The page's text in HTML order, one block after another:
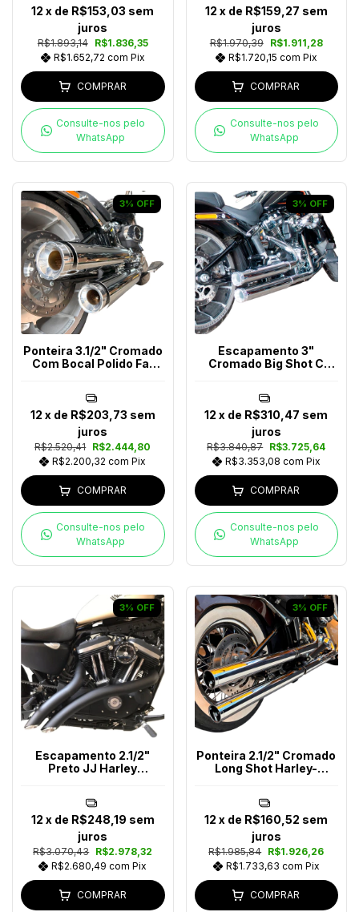
R$1.893,14
R$1.836,35
R$1.652,72 com Pix
12 x de R$153,03 sem
juros
COMPRAR
Consulte-nos pelo
WhatsApp
R$1.970,39
R$1.911,28
R$1.720,15 com Pix
12 x de R$159,27 sem
juros
COMPRAR
Consulte-nos pelo
WhatsApp
3% OFF
Ponteira 3.1/2" Cromado
Com Bocal Polido Fat
R$2.520,41 R$2.444,80
R$2.200,32com Pix
12 x de R$203,73 sem
juros
COMPRAR
Consulte-nos pelo
WhatsApp
3% OFF
Escapamento 3"
Cromado Big Shot C
R$3.840,87 R$3.725,64
R$3.353,08 com Pix
12 x de R$310,47 sem
juros
COMPRAR
Consulte-nos pelo
WhatsApp
3% OFF
Escapamento 2.1/2"
Preto JJ Harley
R$3.070,43 R$2.978,32
R$2.680,49com Pix
12 x de R$248,19 sem
juros
COMPRAR
3% OFF
Ponteira 2.1/2" Cromado
Long Shot Harley-
R$1.985,84 R$1.926,26
R$1.733,63 com Pix
12 x de R$160,52 sem
juros
COMPRAR